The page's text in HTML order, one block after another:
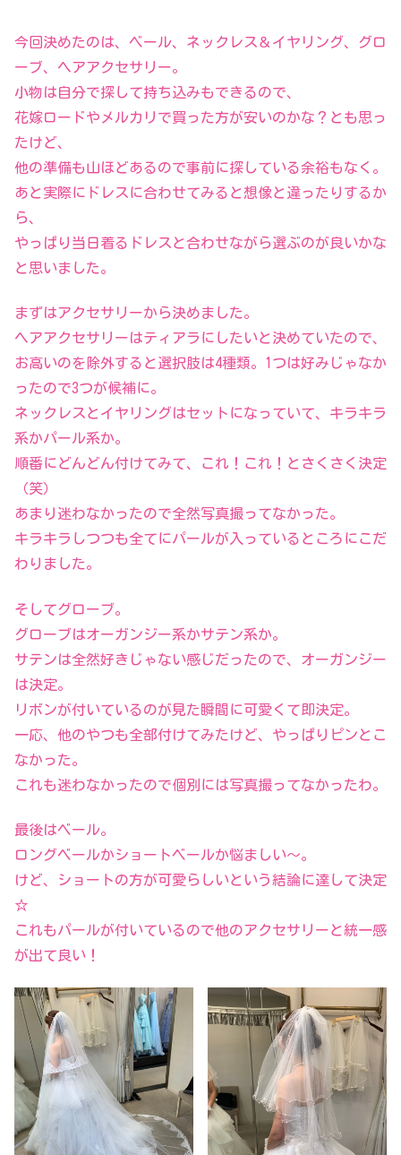
今回決めたのは、ベール、ネックレス＆イヤリング、グロ
ーブ、ヘアアクセサリー。
小物は自分で探して持ち込みもできるので、
花嫁ロードやメルカリで買った方が安いのかな？とも思っ
たけど、
他の準備も山ほどあるので事前に探している余裕もなく。
あと実際にドレスに合わせてみると想像と違ったりするか
ら、
やっぱり当日着るドレスと合わせながら選ぶのが良いかな
と思いました。
まずはアクセサリーから決めました。
ヘアアクセサリーはティアラにしたいと決めていたので、
お高いのを除外すると選択肢は4種類。1つは好みじゃなか
ったので3つが候補に。
ネックレスとイヤリングはセットになっていて、キラキラ
系かパール系か。
順番にどんどん付けてみて、これ！これ！とさくさく決定
（笑）
あまり迷わなかったので全然写真撮ってなかった。
キラキラしつつも全てにパールが入っているところにこだ
わりました。
そしてグローブ。
グローブはオーガンジー系かサテン系か。
サテンは全然好きじゃない感じだったので、オーガンジー
は決定。
リボンが付いているのが見た瞬間に可愛くて即決定。
一応、他のやつも全部付けてみたけど、やっぱりピンとこ
なかった。
これも迷わなかったので個別には写真撮ってなかったわ。
最後はベール。
ロングベールかショートベールか悩ましい～。
けど、ショートの方が可愛らしいという結論に達して決定
☆
これもパールが付いているので他のアクセサリーと統一感
が出て良い！